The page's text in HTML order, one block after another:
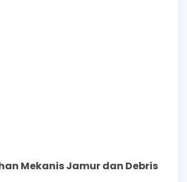
Mekanis Jamur dan Debris